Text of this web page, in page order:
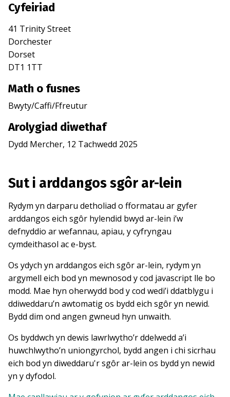
Cyfeiriad
41 Trinity Street
Dorchester
Dorset
DT1 1TT
Math o fusnes
Bwyty/Caffi/Ffreutur
Arolygiad diwethaf
Dydd Mercher, 12 Tachwedd 2025
Sut i arddangos sgôr ar-lein
Rydym yn darparu detholiad o fformatau ar gyfer
arddangos eich sgôr hylendid bwyd ar-lein i’w
defnyddio ar wefannau, apiau, y cyfryngau
cymdeithasol ac e-byst.
Os ydych yn arddangos eich sgôr ar-lein, rydym yn
argymell eich bod yn mewnosod y cod javascript lle bo
modd. Mae hyn oherwydd bod y cod wedi’i ddatblygu i
ddiweddaru’n awtomatig os bydd eich sgôr yn newid.
Bydd dim ond angen gwneud hyn unwaith.
Os byddwch yn dewis lawrlwytho’r ddelwedd a’i
huwchlwytho’n uniongyrchol, bydd angen i chi sicrhau
eich bod yn diweddaru'r sgôr ar-lein os bydd yn newid
yn y dyfodol.